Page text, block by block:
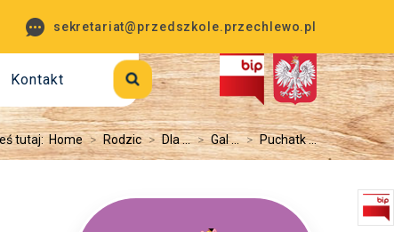
sekretariat@przedszkole.przechlewo.pl
Kontakt
tutaj:Home > Rodzic > Dla ... > Gal ... > Puchatk ...